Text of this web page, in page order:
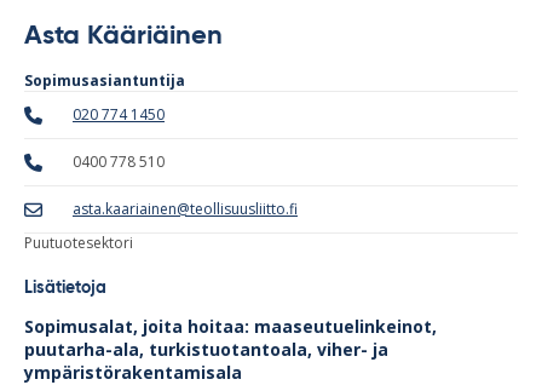
Asta Kääriäinen
Sopimusasiantuntija
020 774 1450
0400 778 510
asta.kaariainen@teollisuusliitto.fi
Puutuotesektori
Lisätietoja
Sopimusalat, joita hoitaa: maaseutuelinkeinot,
puutarha-ala, turkistuotantoala, viher- ja
ympäristörakentamisala